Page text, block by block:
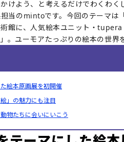
けよう、と考えるだけでわくわく
当のmintoです。今回のテーマは
館に、人気絵本ユニット・
。ユーモアたっぷりの絵本の世界
絵本原画展を初開催
」の魅力にも注目
物たちに会いにいこう